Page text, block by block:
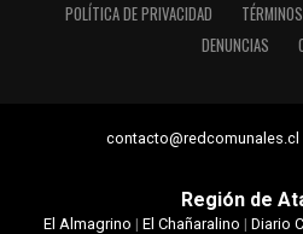
POLÍTICA DE PRIVACIDAD
DENUNCIAS
Región de
El Almagrino | El Chañaralino | Diario